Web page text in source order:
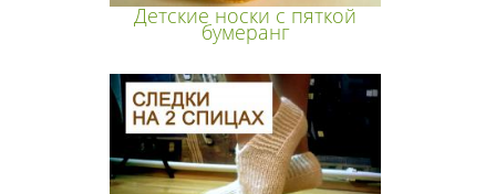
Детские носки с пяткой
бумеранг